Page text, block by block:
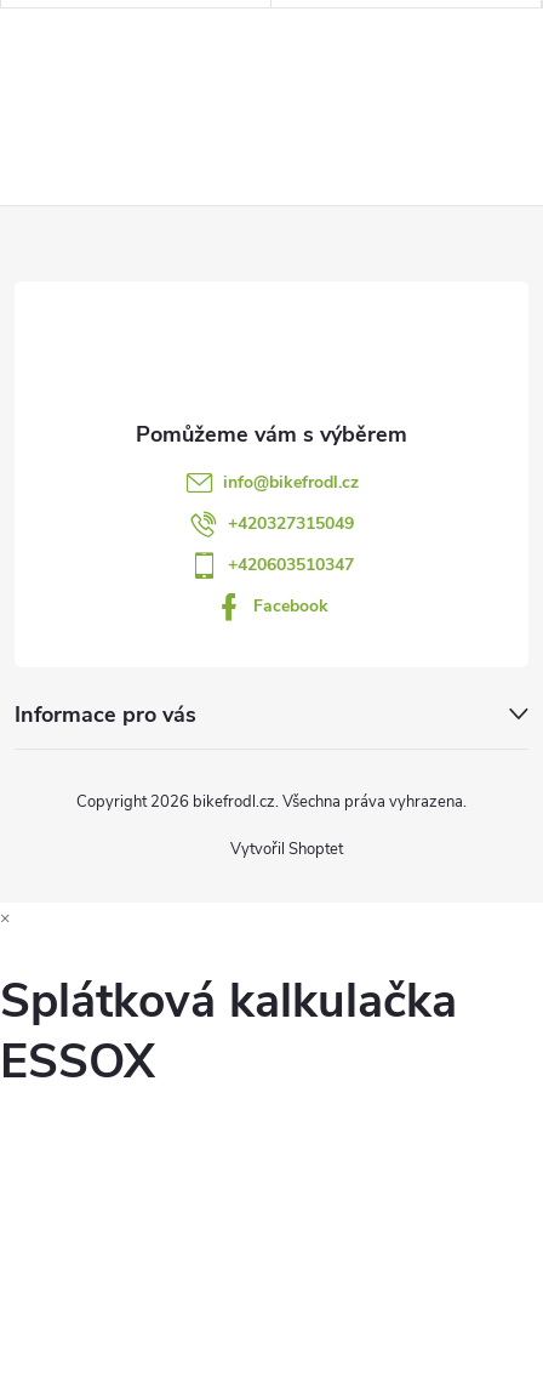
info@bikefrodl.cz
+420327315049
+420603510347
Facebook
Informace pro vás
Vytvořil Shoptet
Copyright 2026 bikefrodl.cz. Všechna práva vyhrazena.
×
Splátková kalkulačka
ESSOX